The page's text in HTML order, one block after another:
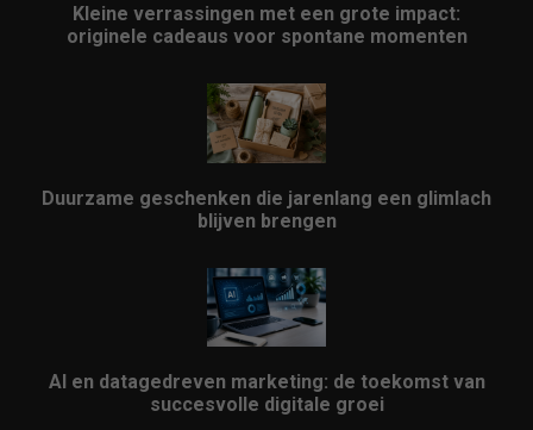
Kleine verrassingen met een grote impact:
originele cadeaus voor spontane momenten
Duurzame geschenken die jarenlang een glimlach
blijven brengen
AI en datagedreven marketing: de toekomst van
succesvolle digitale groei